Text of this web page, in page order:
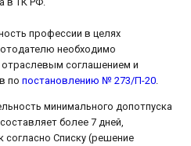
профессии в целях
необходимо
соглашением и
по постановлению № 273/П-20.
минимального допотпуска
более 7 дней,
согласно Списку (решение